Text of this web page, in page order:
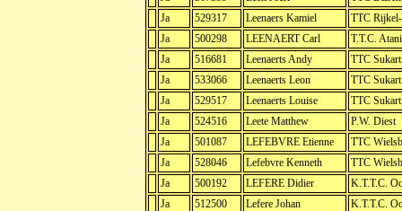
Ja
529317 Leenaers Kamiel
TTC
Ja
500298 LEENAERT Carl
T.T.C.
Ja
516681 Leenaerts Andy
TTC
Ja
533066 Leenaerts Leon
TTC
Ja
529517 Leenaerts Louise
TTC
Ja
524516 Leete Matthew
P.W. Diest
Ja
501087 LEFEBVRE Etienne
TTC
Ja
528046 Lefebvre Kenneth
TTC
Ja
500192 LEFERE Didier
K.T.T.C.
Ja
512500 Lefere Johan
K.T.T.C.